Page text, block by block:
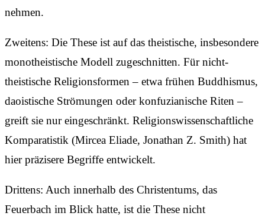
nehmen.
Zweitens: Die These ist auf das theistische, insbesondere
monotheistische Modell zugeschnitten. Für nicht-
theistische Religionsformen – etwa frühen Buddhismus,
daoistische Strömungen oder konfuzianische Riten –
greift sie nur eingeschränkt. Religionswissenschaftliche
Komparatistik (Mircea Eliade, Jonathan Z. Smith) hat
hier präzisere Begriffe entwickelt.
Drittens: Auch innerhalb des Christentums, das
Feuerbach im Blick hatte, ist die These nicht